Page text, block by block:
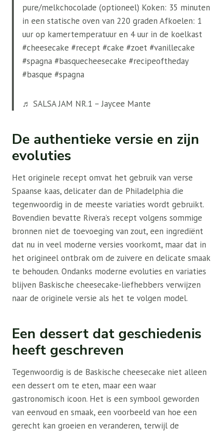
pure/melkchocolade (optioneel) Koken: 35 minuten
in een statische oven van 220 graden Afkoelen: 1
uur op kamertemperatuur en 4 uur in de koelkast
#cheesecake #recept #cake #zoet #vanillecake
#spagna #basquecheesecake #recipeoftheday
#basque #spagna
♬ SALSA JAM NR.1 – Jaycee Mante
De authentieke versie en zijn
evoluties
Het originele recept omvat het gebruik van verse
Spaanse kaas, delicater dan de Philadelphia die
tegenwoordig in de meeste variaties wordt gebruikt.
Bovendien bevatte Rivera’s recept volgens sommige
bronnen niet de toevoeging van zout, een ingrediënt
dat nu in veel moderne versies voorkomt, maar dat in
het origineel ontbrak om de zuivere en delicate smaak
te behouden. Ondanks moderne evoluties en variaties
blijven Baskische cheesecake-liefhebbers verwijzen
naar de originele versie als het te volgen model.
Een dessert dat geschiedenis
heeft geschreven
Tegenwoordig is de Baskische cheesecake niet alleen
een dessert om te eten, maar een waar
gastronomisch icoon. Het is een symbool geworden
van eenvoud en smaak, een voorbeeld van hoe een
gerecht kan groeien en veranderen, terwijl de